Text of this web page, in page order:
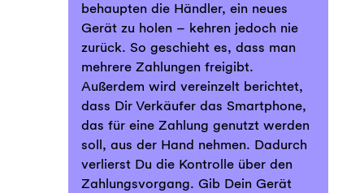
behaupten die Händler, ein neues
Gerät zu holen – kehren jedoch nie
zurück. So geschieht es, dass man
mehrere Zahlungen freigibt.
Außerdem wird vereinzelt berichtet,
dass Dir Verkäufer das Smartphone,
das für eine Zahlung genutzt werden
soll, aus der Hand nehmen. Dadurch
verlierst Du die Kontrolle über den
Zahlungsvorgang. Gib Dein Gerät